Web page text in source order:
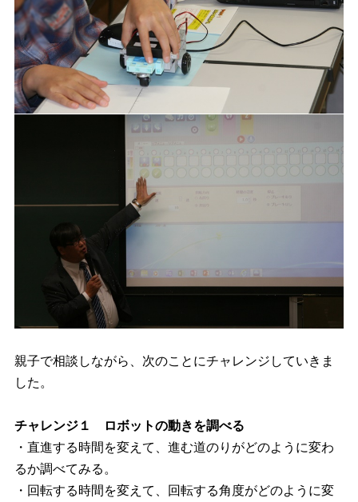
親子で相談しながら、次のことにチャレンジしていきま
した。
チャレンジ１
ロボットの動きを調べる
・直進する時間を変えて、進む道のりがどのように変わ
るか調べてみる。
・回転する時間を変えて、回転する角度がどのように変